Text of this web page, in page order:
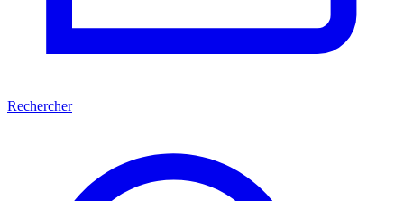
Rechercher